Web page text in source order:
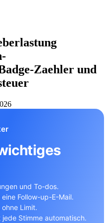
Zaehler und
und To-dos.
Follow-up-E-Mail.
Limit.
Stimme automatisch.